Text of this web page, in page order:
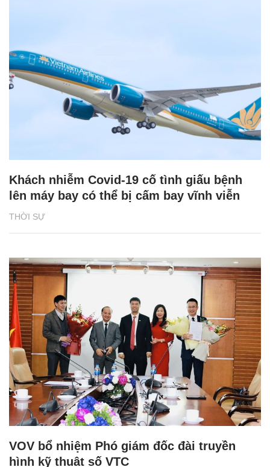
THỜI SỰ
Khách nhiễm Covid-19 cố tình giấu bệnh
lên máy bay có thể bị cấm bay vĩnh viễn
VOV bổ nhiệm Phó giám đốc đài truyền
hình kỹ thuật số VTC